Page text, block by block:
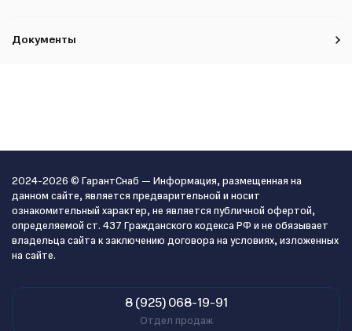
Документы
2024-2026 © ГарантСнаб — Информация, размещенная на
данном сайте, является предварительной и носит
ознакомительный характер, не является публичной офертой,
определяемой ст. 437 Гражданского кодекса РФ и не обязывает
владельца сайта к заключению договора на условиях, изложенных
на сайте.
8 (925) 068-19-91
Отдел продаж